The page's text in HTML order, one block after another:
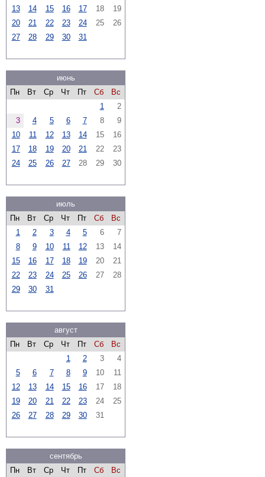
13
14 15 16 17 18
19
20
21 22 23 24 25
26
27
28 29 30 31
июнь
Пн
Вт Ср Чт Пт Сб
Вс
1
2
3
4 5 6 7 8
9
10
11 12 13 14 15
16
17
18 19 20 21 22
23
24
25 26 27 28 29 30
июль
Пн
Вт Ср Чт Пт Сб
Вс
1
2 3 4 5 6
7
8
9 10 11 12 13
14
15
16 17 18 19 20
21
22
23 24 25 26 27
28
29
30 31
август
Пн
Вт Ср Чт Пт Сб
Вс
1
2 3
4
5
6 7 8 9 10
11
12
13 14 15 16 17
18
19
20 21 22 23 24
25
26
27 28 29 30 31
сентябрь
Пн
Вт Ср Чт Пт Сб
Вс